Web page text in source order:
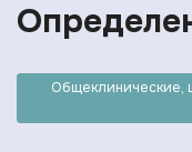
Общеклинические,